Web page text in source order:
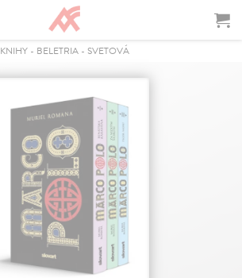
KNIHY- BELETRIA- SVETOVÁ